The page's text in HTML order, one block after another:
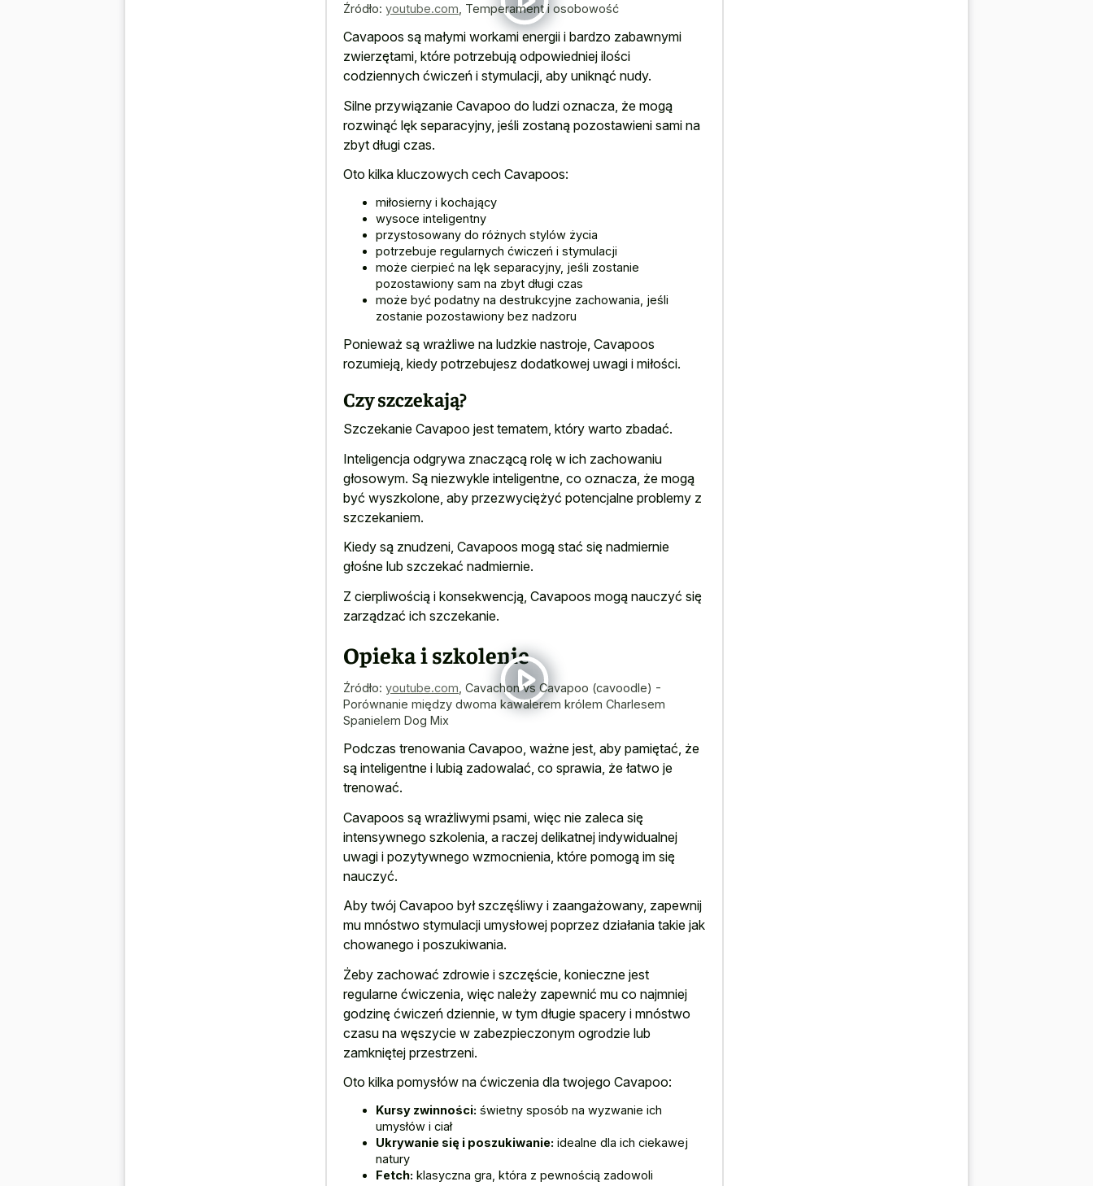
Źródło: youtube.com Temperament i osobowość
Cavapoos są małymi workami energii i bardzo zabawnymi
zwierzętami, które potrzebują odpowiedniej ilości
codziennych ćwiczeń i stymulacji, aby uniknąć nudy.
Silne przywiązanie Cavapoo do ludzi oznacza, że mogą
rozwinąć lęk separacyjny, jeśli zostaną pozostawieni sami na
zbyt długi czas.
Oto kilka kluczowych cech Cavapoos:
miłosierny i kochający
wysoce inteligentny
przystosowany do różnych stylów życia
potrzebuje regularnych ćwiczeń i stymulacji
może cierpieć na lęk separacyjny, jeśli zostanie
pozostawiony sam na zbyt długi czas
może być podatny na destrukcyjne zachowania, jeśli
zostanie pozostawiony bez nadzoru
Ponieważ są wrażliwe na ludzkie nastroje, Cavapoos
rozumieją, kiedy potrzebujesz dodatkowej uwagi i miłości.
Czy szczekają?
Szczekanie Cavapoo jest tematem, który warto zbadać.
Inteligencja odgrywa znaczącą rolę w ich zachowaniu
głosowym. Są niezwykle inteligentne, co oznacza, że mogą
być wyszkolone, aby przezwyciężyć potencjalne problemy z
szczekaniem.
Kiedy są znudzeni, Cavapoos mogą stać się nadmiernie
głośne lub szczekać nadmiernie.
Z cierpliwością i konsekwencją, Cavapoos mogą nauczyć się
zarządzać ich szczekanie.
Opieka i szkolenie
Źródło: youtube.com Cavachon vs Cavapoo (cavoodle) -
Porównanie między dwoma kawalerem królem Charlesem
Spanielem Dog Mix
Podczas trenowania Cavapoo, ważne jest, aby pamiętać, że
są inteligentne i lubią zadowalać, co sprawia, że łatwo je
trenować.
Cavapoos są wrażliwymi psami, więc nie zaleca się
intensywnego szkolenia, a raczej delikatnej indywidualnej
uwagi i pozytywnego wzmocnienia , które pomogą im się
nauczyć.
Aby twój Cavapoo był szczęśliwy i zaangażowany, zapewnij
mu mnóstwo stymulacji umysłowej poprzez działania takie jak
chowanego i poszukiwania.
Żeby zachować zdrowie i szczęście, konieczne jest
regularne ćwiczenia, więc należy zapewnić mu co najmniej
godzinę ćwiczeń dziennie, w tym długie spacery i mnóstwo
czasu na węszycie w zabezpieczonym ogrodzie lub
zamkniętej przestrzeni.
Oto kilka pomysłów na ćwiczenia dla twojego Cavapoo:
Kursy zwinności: świetny sposób na wyzwanie ich
umysłów i ciał
Ukrywanie się i poszukiwanie: idealne dla ich ciekawej
natury
Fetch: klasyczna gra, która z pewnością zadowoli